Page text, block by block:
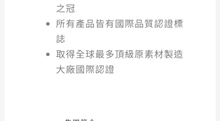
之冠
所有產品皆有國際品質認證標
誌
取得全球最多頂級原素材製造
大廠國際認證